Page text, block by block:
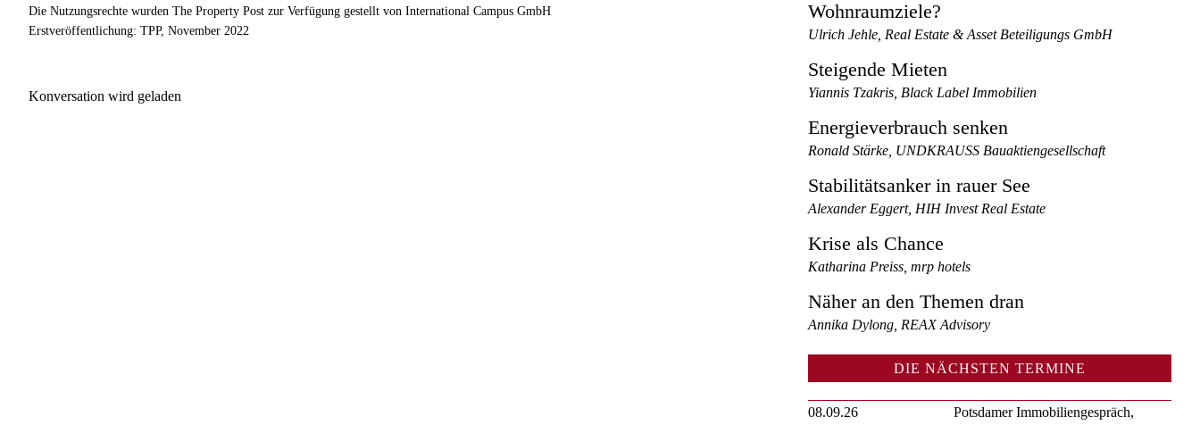
Die Nutzungsrechte wurden The Property Post zur Verfügung gestellt von International Campus GmbH
Erstveröffentlichung: TPP, November 2022
Konversation wird geladen
Wohnraumziele?
Ulrich Jehle, Real Estate & Asset Beteiligungs GmbH
Steigende Mieten
Yiannis Tzakris, Black Label Immobilien
Energieverbrauch senken
Ronald Stärke, UNDKRAUSS Bauaktiengesellschaft
Stabilitätsanker in rauer See
Alexander Eggert, HIH Invest Real Estate
Krise als Chance
Katharina Preiss, mrp hotels
Näher an den Themen dran
Annika Dylong, REAX Advisory
DIE NÄCHSTEN TERMINE
08.09.26 Potsdamer Immobiliengespräch,